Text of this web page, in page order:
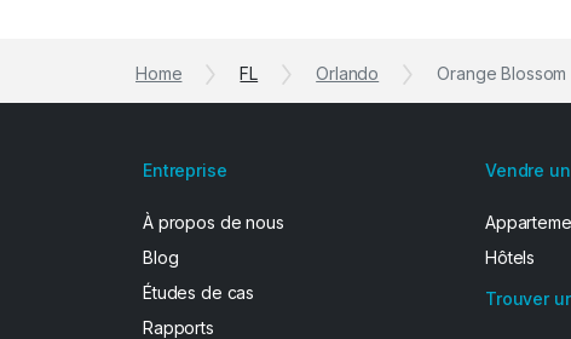
Home FL Orlando Orange
Entreprise
À propos de nous
Blog
Études de cas
Rapports
Vendre
Hôtels
Trouver